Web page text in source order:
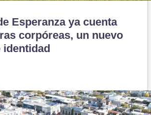
Esperanza ya cuenta
corpóreas, un nuevo